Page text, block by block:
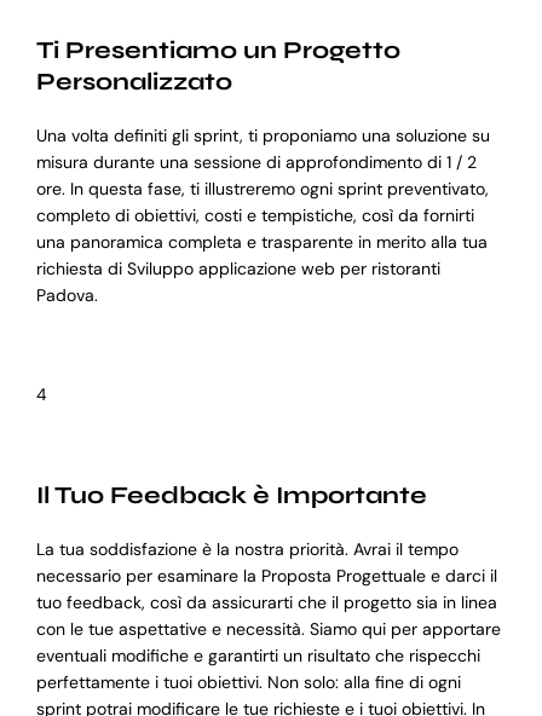
Ti Presentiamo un Progetto
Personalizzato
Una volta definiti gli sprint, ti proponiamo una soluzione su
misura durante una sessione di approfondimento di 1 / 2
ore. In questa fase, ti illustreremo ogni sprint preventivato,
completo di obiettivi, costi e tempistiche, così da fornirti
una panoramica completa e trasparente in merito alla tua
richiesta di Sviluppo applicazione web per ristoranti
Padova.
4
Il Tuo Feedback è Importante
La tua soddisfazione è la nostra priorità. Avrai il tempo
necessario per esaminare la Proposta Progettuale e darci il
tuo feedback, così da assicurarti che il progetto sia in linea
con le tue aspettative e necessità. Siamo qui per apportare
eventuali modifiche e garantirti un risultato che rispecchi
perfettamente i tuoi obiettivi. Non solo: alla fine di ogni
sprint potrai modificare le tue richieste e i tuoi obiettivi. In